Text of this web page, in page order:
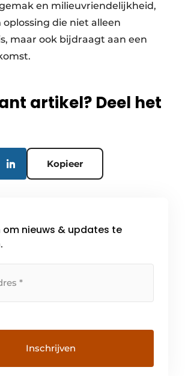
en milieuvriendelijkheid,
oplossing die niet alleen
maar ook bijdraagt aan een
artikel? Deel het
Kopieer
om nieuws & updates te